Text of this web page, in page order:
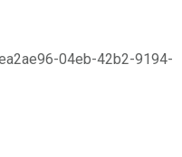
04eb-42b2-9194-